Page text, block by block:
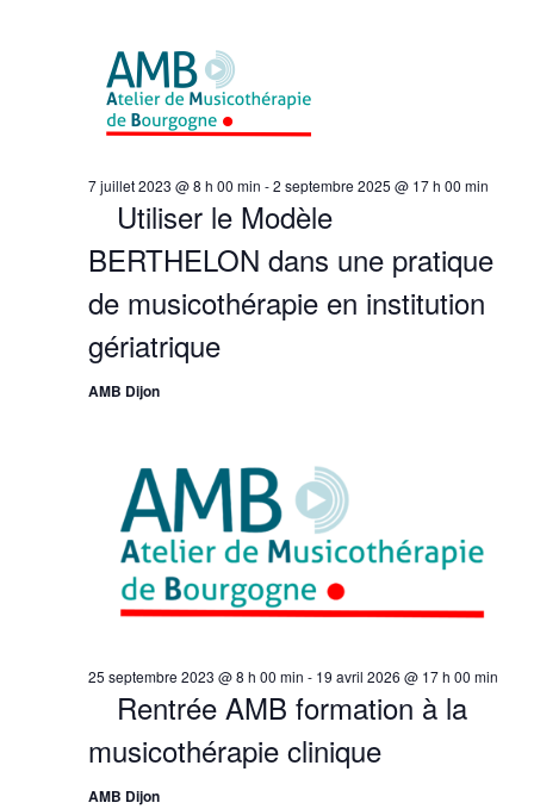
Utiliser le Modèle
BERTHELON dans une pratique
de musicothérapie en institution
gériatrique
7 juillet 2023 @ 8 h 00 min -2 septembre 2025 @ 17 h 00 min
AMB Dijon
Rentrée AMB formation à la
musicothérapie clinique
25 septembre 2023 @ 8 h 00 min - 19 avril 2026 @ 17 h 00 min
AMB Dijon